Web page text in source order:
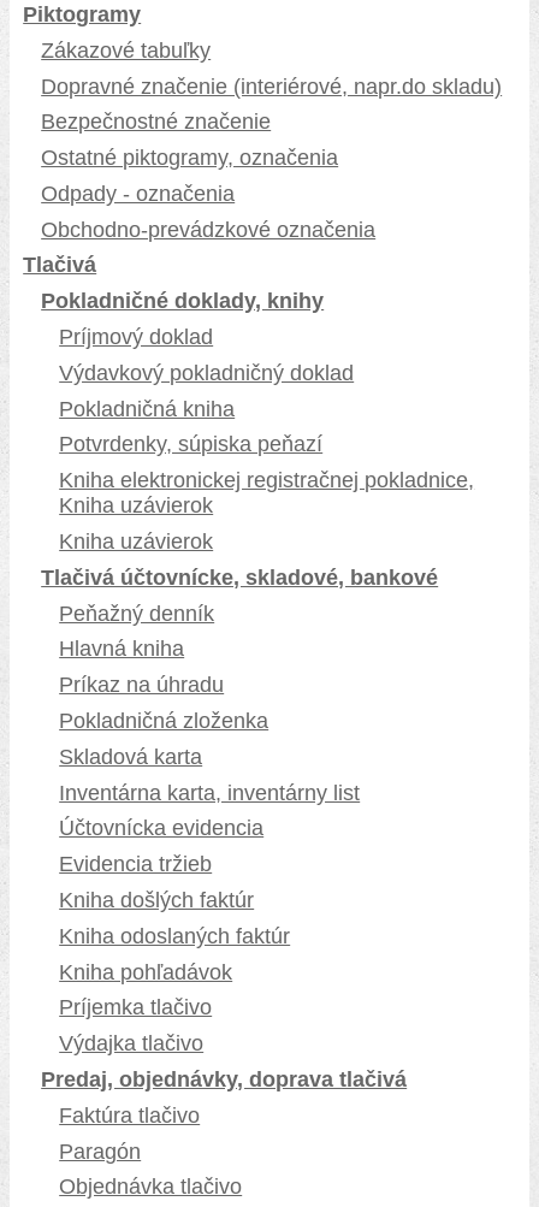
Piktogramy
Zákazové tabuľky
Dopravné značenie (interiérové, napr.do skladu)
Bezpečnostné značenie
Ostatné piktogramy, označenia
Odpady - označenia
Obchodno-prevádzkové označenia
Tlačivá
Pokladničné doklady, knihy
Príjmový doklad
Výdavkový pokladničný doklad
Pokladničná kniha
Potvrdenky, súpiska peňazí
Kniha elektronickej registračnej pokladnice,
Kniha uzávierok
Kniha uzávierok
Tlačivá účtovnícke, skladové, bankové
Peňažný denník
Hlavná kniha
Príkaz na úhradu
Pokladničná zloženka
Skladová karta
Inventárna karta, inventárny list
Účtovnícka evidencia
Evidencia tržieb
Kniha došlých faktúr
Kniha odoslaných faktúr
Kniha pohľadávok
Príjemka tlačivo
Výdajka tlačivo
Predaj, objednávky, doprava tlačivá
Faktúra tlačivo
Paragón
Objednávka tlačivo